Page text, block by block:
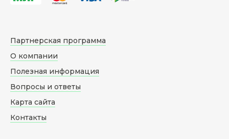
Партнерская программа
О компании
Полезная информация
Вопросы и ответы
Карта сайта
Контакты